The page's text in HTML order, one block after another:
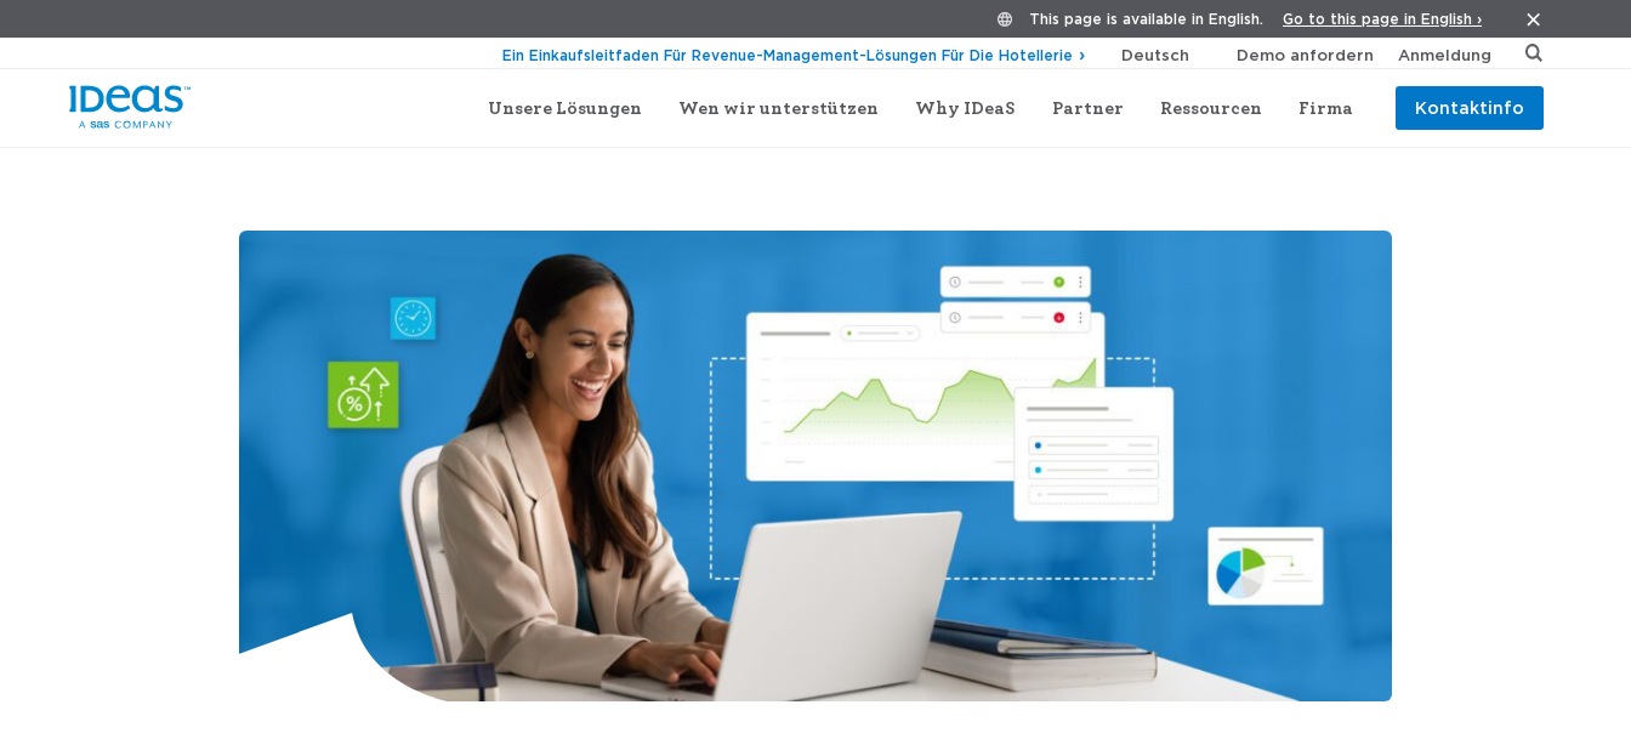
This page is available in English. Go to this page in English ›
Unsere Lösungen Wen wir unterstützen Why IDeaS Partner Ressourcen Firma Kontaktinfo
Ein Einkaufsleitfaden Für Revenue-Management-Lösungen Für Die Hotellerie Demo anfordern Anmeldung